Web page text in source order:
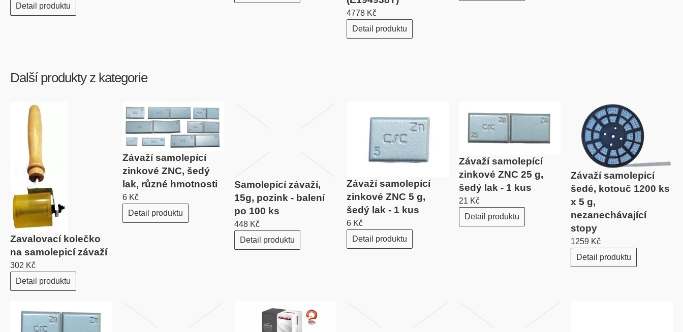
Detail produktu
4778 Kč
Detail produktu
Další produkty z kategorie
Zavalovací kolečko
na samolepicí závaží
302 Kč
Detail produktu
Závaží samolepící
zinkové ZNC, šedý
lak, různé hmotnosti
6 Kč
Detail produktu
Samolepící závaží,
15g, pozink - balení
po 100 ks
448 Kč
Detail produktu
Závaží samolepící
zinkové ZNC 5 g,
šedý lak - 1 kus
6 Kč
Detail produktu
Závaží samolepící
zinkové ZNC 25 g,
šedý lak - 1 kus
21 Kč
Detail produktu
Závaží samolepicí
šedé, kotouč 1200 ks
x 5 g,
nezanechávající
stopy
1259 Kč
Detail produktu